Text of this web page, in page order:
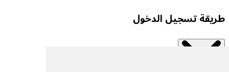
طريقة تسجيل الدخول